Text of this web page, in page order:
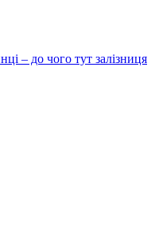
– до чого тут залізниця